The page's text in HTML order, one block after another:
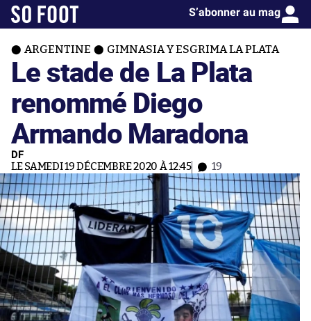
S’abonner au mag
ARGENTINE GIMNASIA Y ESGRIMA LA PLATA
Le stade de La Plata
renommé Diego
Armando Maradona
DF
LE SAMEDI 19 DÉCEMBRE 2020 À 12:45 19